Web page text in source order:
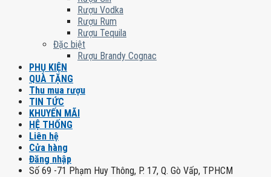
Rượu Vodka
Rượu Rum
Rượu Tequila
Đặc biệt
Rượu Brandy Cognac
PHỤ KIỆN
QUÀ TẶNG
Thu mua rượu
TIN TỨC
KHUYẾN MÃI
HỆ THỐNG
Liên hệ
Cửa hàng
Đăng nhập
Số 69 -71 Phạm Huy Thông, P. 17, Q. Gò Vấp, TPHCM